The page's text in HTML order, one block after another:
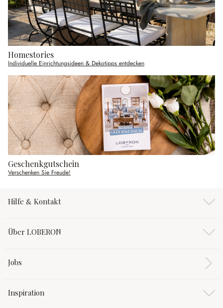
Homestories
Individuelle Einrichtungsideen & Dekotipps entdecken
Geschenkgutschein
Verschenken Sie Freude!
Hilfe & Kontakt
Über LOBERON
Jobs
Inspiration